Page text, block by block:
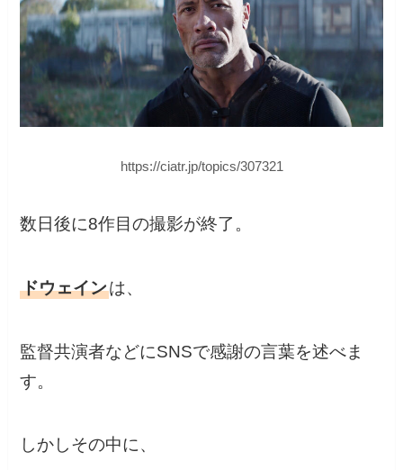
https://ciatr.jp/topics/307321
数日後に8作目の撮影が終了。
ドウェインは、
監督共演者などにSNSで感謝の言葉を述べま
す。
しかしその中に、